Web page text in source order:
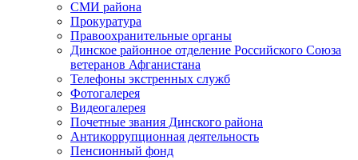
СМИ района
Прокуратура
Правоохранительные органы
Динское районное отделение Российского Союза
ветеранов Афганистана
Телефоны экстренных служб
Фотогалерея
Видеогалерея
Почетные звания Динского района
Антикоррупционная деятельность
Пенсионный фонд